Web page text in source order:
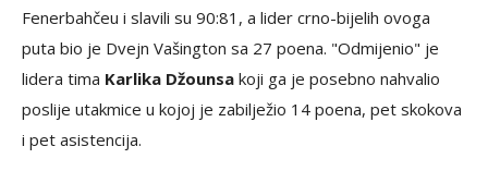
Fenerbahčeu i slavili su 90:81, a lider crno-bijelih ovoga
puta bio je Dvejn Vašington sa 27 poena. "Odmijenio" je
lidera tima Karlika Džounsa koji ga je posebno nahvalio
poslije utakmice u kojoj je zabilježio 14 poena, pet skokova
i pet asistencija.